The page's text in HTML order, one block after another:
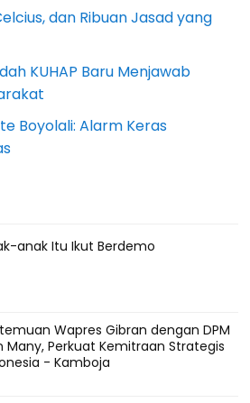
dan Ribuan Jasad yang
KUHAP Baru Menjawab
Boyolali: Alarm Keras
anak Itu Ikut Berdemo
Wapres Gibran dengan DPM
Many, Perkuat Kemitraan Strategis
- Kamboja